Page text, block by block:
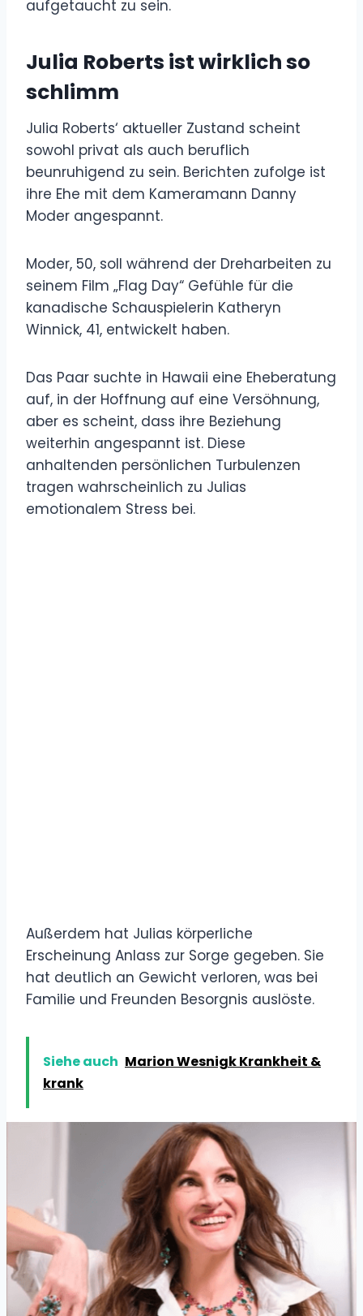
aufgetaucht zu sein.
Julia Roberts ist wirklich so
schlimm
Julia Roberts‘ aktueller Zustand scheint
sowohl privat als auch beruflich
beunruhigend zu sein. Berichten zufolge ist
ihre Ehe mit dem Kameramann Danny
Moder angespannt.
Moder, 50, soll während der Dreharbeiten zu
seinem Film „Flag Day“ Gefühle für die
kanadische Schauspielerin Katheryn
Winnick, 41, entwickelt haben.
Das Paar suchte in Hawaii eine Eheberatung
auf, in der Hoffnung auf eine Versöhnung,
aber es scheint, dass ihre Beziehung
weiterhin angespannt ist. Diese
anhaltenden persönlichen Turbulenzen
tragen wahrscheinlich zu Julias
emotionalem Stress bei.
Außerdem hat Julias körperliche
Erscheinung Anlass zur Sorge gegeben. Sie
hat deutlich an Gewicht verloren, was bei
Familie und Freunden Besorgnis auslöste.
Siehe auch Marion Wesnigk Krankheit &
krank